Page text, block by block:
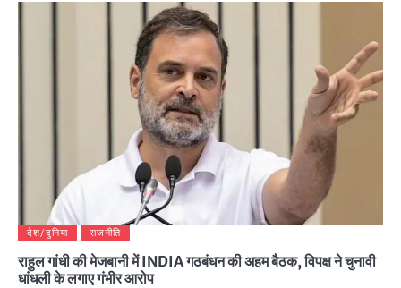
देश/दुनिया राजनीति
राहुल गांधी की मेजबानी में INDIA गठबंधन की अहम बैठक, विपक्ष ने चुनावी
धांधली के लगाए गंभीर आरोप